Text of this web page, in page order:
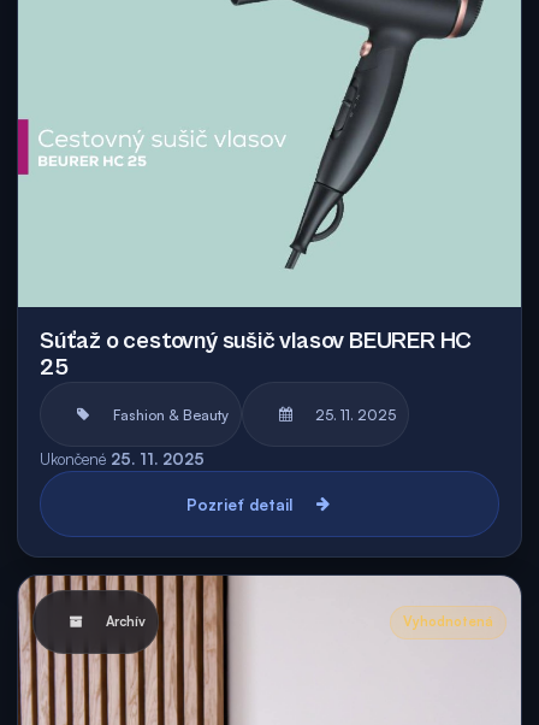
Súťaž o cestovný sušič vlasov BEURER HC
25
Fashion & Beauty 25. 11. 2025
Ukončené 25. 11. 2025
Pozrieť detail
Archív Vyhodnotená